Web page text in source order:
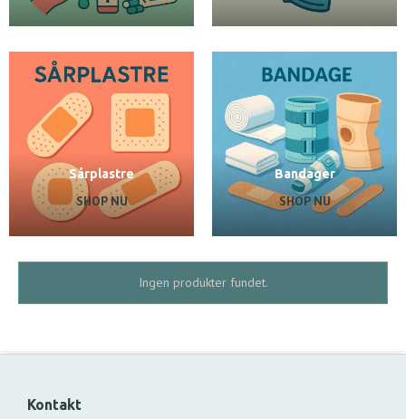
Sårplastre
SHOP NU
Bandager
SHOP NU
Ingen produkter fundet.
Kontakt